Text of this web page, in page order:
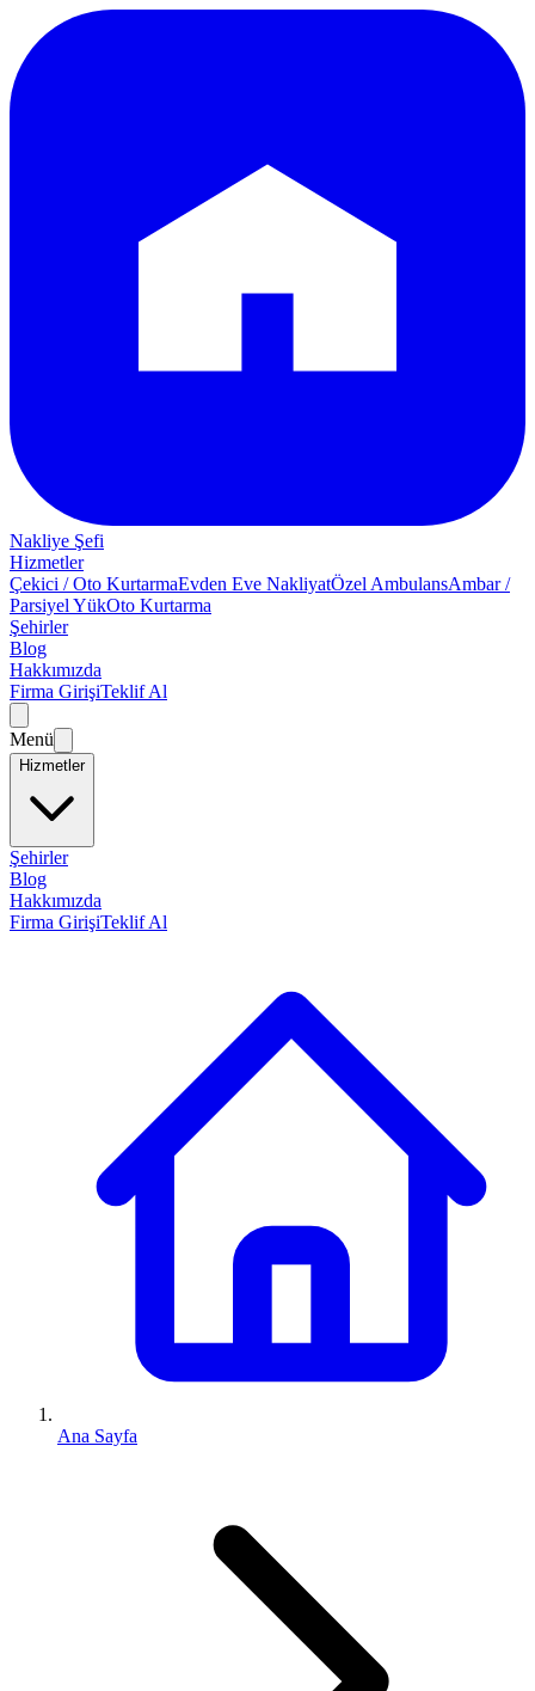
Nakliye Şefi
Hizmetler
Çekici / Oto KurtarmaEvden Eve NakliyatÖzel AmbulansAmbar /
Parsiyel YükOto Kurtarma
Şehirler
Blog
Hakkımızda
Firma GirişiTeklif Al
Menü
Hizmetler
Şehirler
Blog
Hakkımızda
Firma GirişiTeklif Al
Ana Sayfa